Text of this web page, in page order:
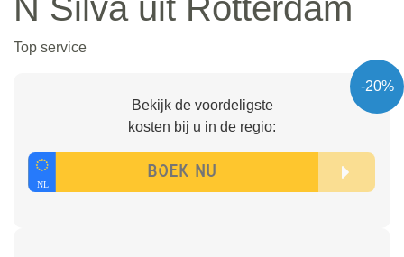
Top service
-20%
Bekijk de voordeligste
kosten bij u in de regio: